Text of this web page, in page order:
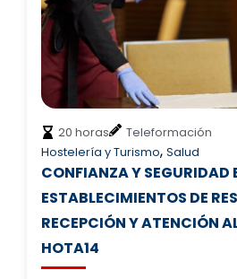
20 horas
Teleformación
Hostelería y Turismo, Salud
CONFIANZA Y SEGURIDAD
ESTABLECIMIENTOS DE
RECEPCIÓN Y ATENCIÓN
HOTA14